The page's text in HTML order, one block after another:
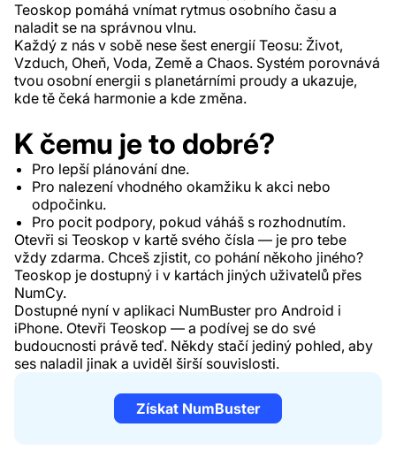
Teoskop pomáhá vnímat rytmus osobního času a
naladit se na správnou vlnu.
Každý z nás v sobě nese šest energií Teosu: Život,
Vzduch, Oheň, Voda, Země a Chaos. Systém porovnává
tvou osobní energii s planetárními proudy a ukazuje,
kde tě čeká harmonie a kde změna.
K čemu je to dobré?
Pro lepší plánování dne.
Pro nalezení vhodného okamžiku k akci nebo
odpočinku.
Pro pocit podpory, pokud váháš s rozhodnutím.
Otevři si Teoskop v kartě svého čísla — je pro tebe
vždy zdarma. Chceš zjistit, co pohání někoho jiného?
Teoskop je dostupný i v kartách jiných uživatelů přes
NumCy.
Dostupné nyní v aplikaci NumBuster pro Android i
iPhone. Otevři Teoskop — a podívej se do své
budoucnosti právě teď. Někdy stačí jediný pohled, aby
ses naladil jinak a uviděl širší souvislosti.
Získat NumBuster